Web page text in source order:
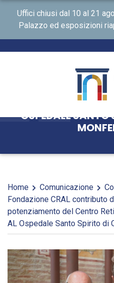
Uffici chiusi dal 10 al 21
Palazzo ed esposizioni
DALLA
DI 220 MILA
POTENZIAMENTO
MEDICA SC
OSPEDALE SANTO
Home Comunicazione
Fondazione CRAL contributo
potenziamento del Centro
AL Ospedale Santo Spirito di